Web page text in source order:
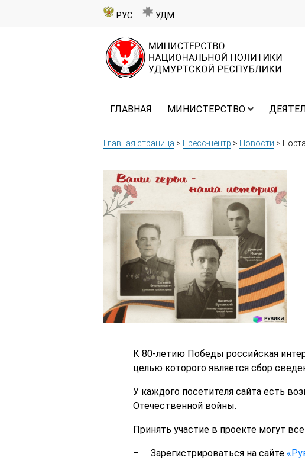
РУС УДМ
ГЛАВНАЯ МИНИСТЕРСТВО
Главная страница > Пресс-центр > Новости >
К 80-летию Победы российская
целью которого является сбор
У каждого посетителя сайта есть
Отечественной войны.
Принять участие в проекте могут
– Зарегистрироваться на сайте